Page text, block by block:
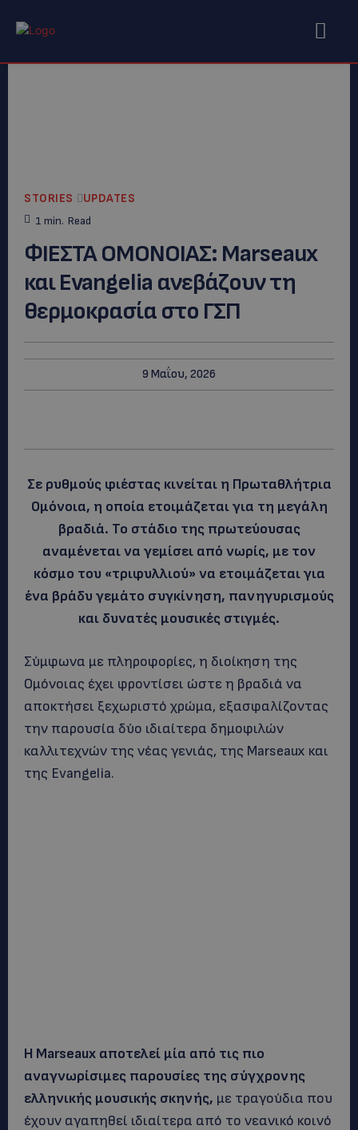
STORIES UPDATES
1 min. Read
ΦΙΕΣΤΑ ΟΜΟΝΟΙΑΣ: Marseaux
και Evangelia ανεβάζουν τη
θερμοκρασία στο ΓΣΠ
9 Μαΐου, 2026
Σε ρυθμούς φιέστας κινείται η Πρωταθλήτρια
Ομόνοια, η οποία ετοιμάζεται για τη μεγάλη
βραδιά. Το στάδιο της πρωτεύουσας
αναμένεται να γεμίσει από νωρίς, με τον
κόσμο του «τριφυλλιού» να ετοιμάζεται για
ένα βράδυ γεμάτο συγκίνηση, πανηγυρισμούς
και δυνατές μουσικές στιγμές.
Σύμφωνα με πληροφορίες, η διοίκηση της
Ομόνοιας έχει φροντίσει ώστε η βραδιά να
αποκτήσει ξεχωριστό χρώμα, εξασφαλίζοντας
την παρουσία δύο ιδιαίτερα δημοφιλών
καλλιτεχνών της νέας γενιάς, της Marseaux και
της Evangelia.
Η Marseaux αποτελεί μία από τις πιο
αναγνωρίσιμες παρουσίες της σύγχρονης
ελληνικής μουσικής σκηνής, με τραγούδια που
έχουν αγαπηθεί ιδιαίτερα από το νεανικό κοινό